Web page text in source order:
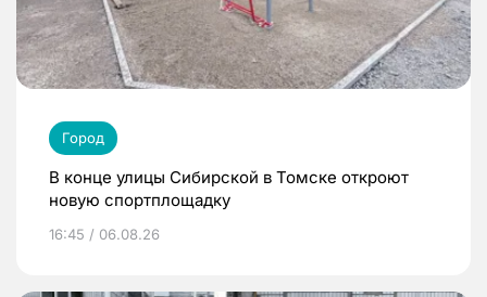
Город
В конце улицы Сибирской в Томске откроют
новую спортплощадку
16:45 / 06.08.26